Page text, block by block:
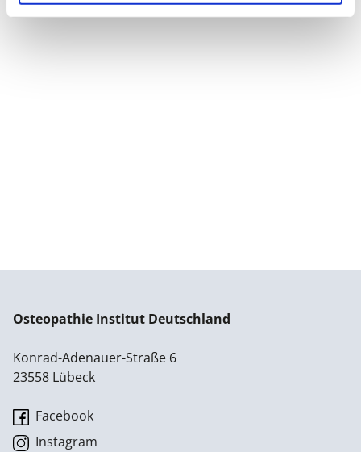
Osteopathie Institut Deutschland
Konrad-Adenauer-Straße 6
23558 Lübeck
Facebook
Instagram